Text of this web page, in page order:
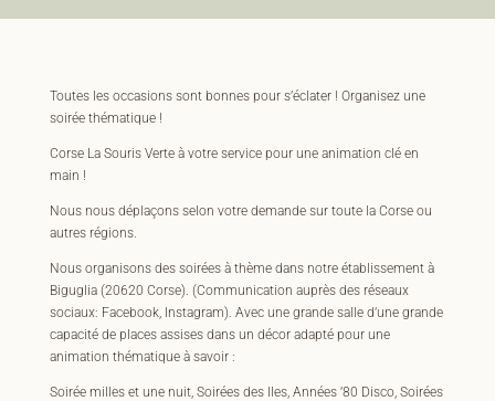
Toutes les occasions sont bonnes pour s’éclater ! Organisez une
soirée thématique !
Corse La Souris Verte à votre service pour une animation clé en
main !
Nous nous déplaçons selon votre demande sur toute la Corse ou
autres régions.
Nous organisons des soirées à thème dans notre établissement à
Biguglia (20620 Corse). (Communication auprès des réseaux
sociaux: Facebook, Instagram). Avec une grande salle d’une grande
capacité de places assises dans un décor adapté pour une
animation thématique à savoir :
Soirée milles et une nuit, Soirées des Iles, Années ’80 Disco, Soirées